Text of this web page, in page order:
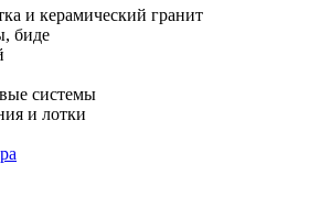
и керамический гранит
биде
системы
и лотки